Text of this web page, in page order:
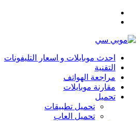
احدث موبايلات و اسعار التليفونات
التقنية
مراجعة الهواتف
مقارنة موبايلات
تحميل
تحميل تطبيقات
تحميل العاب